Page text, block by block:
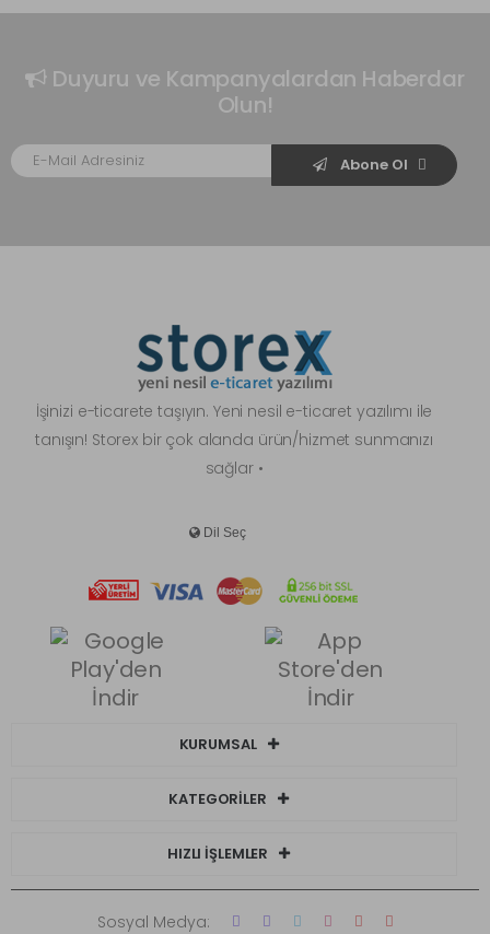
Duyuru ve Kampanyalardan Haberdar
Olun!
Abone Ol
İşinizi e-ticarete taşıyın. Yeni nesil e-ticaret yazılımı ile
tanışın! Storex bir çok alanda ürün/hizmet sunmanızı
sağlar •
KURUMSAL
KATEGORİLER
HIZLI İŞLEMLER
Sosyal Medya: